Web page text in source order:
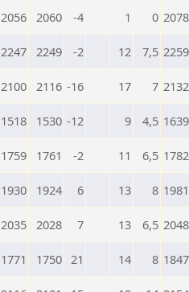
2056 2060 -4 1 0 2078
2247 2249 -2 12 7,5 2259
2100 2116 -16 17 7 2132
1518 1530 -12 9 4,5 1639
1759 1761 -2 11 6,5 1782
1930 1924 6 13 8 1981
2035 2028 7 13 6,5 2048
1771 1750 21 14 8 1847